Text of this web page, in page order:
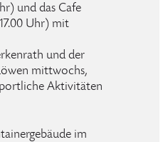
und das Cafe
Uhr) mit
und der
mittwochs,
Aktivitäten
im